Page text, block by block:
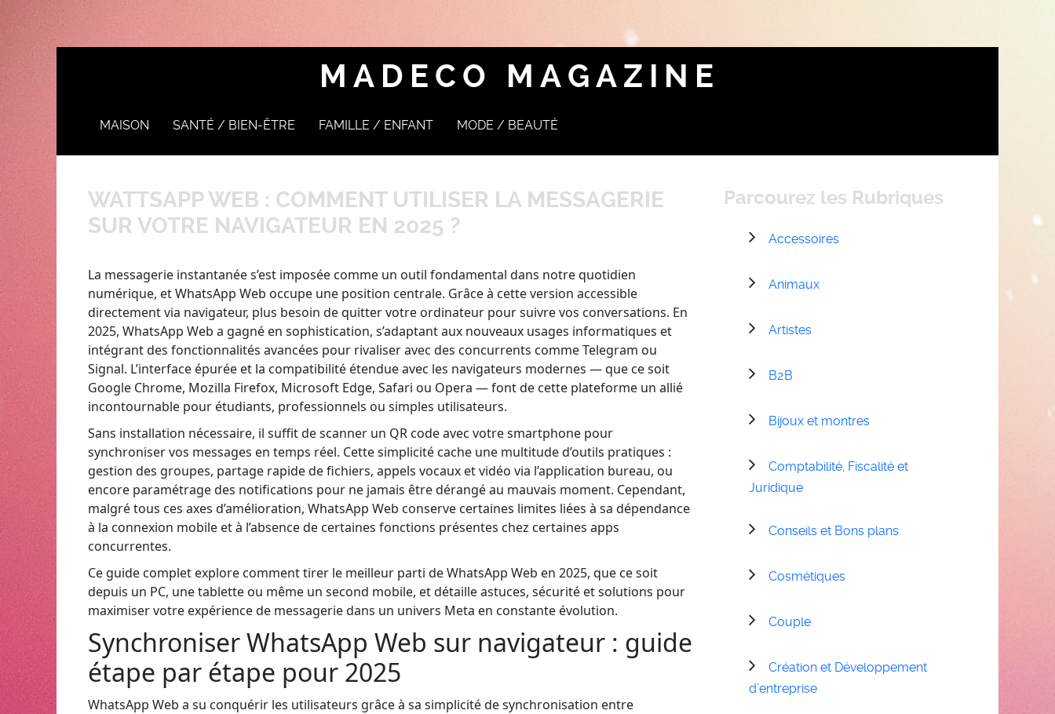
MADECO MAGAZINE
MAISON SANTÉ / BIEN-ÊTRE FAMILLE / ENFANT MODE / BEAUTÉ
WATTSAPP WEB : COMMENT UTILISER LA MESSAGERIE
SUR VOTRE NAVIGATEUR EN 2025 ?
La messagerie instantanée s’est imposée comme un outil fondamental dans notre quotidien
numérique, et WhatsApp Web occupe une position centrale. Grâce à cette version accessible
directement via navigateur, plus besoin de quitter votre ordinateur pour suivre vos conversations. En
2025, WhatsApp Web a gagné en sophistication, s’adaptant aux nouveaux usages informatiques et
intégrant des fonctionnalités avancées pour rivaliser avec des concurrents comme Telegram ou
Signal. L’interface épurée et la compatibilité étendue avec les navigateurs modernes — que ce soit
Google Chrome, Mozilla Firefox, Microsoft Edge, Safari ou Opera — font de cette plateforme un allié
incontournable pour étudiants, professionnels ou simples utilisateurs.
Sans installation nécessaire, il suffit de scanner un QR code avec votre smartphone pour
synchroniser vos messages en temps réel. Cette simplicité cache une multitude d’outils pratiques :
gestion des groupes, partage rapide de fichiers, appels vocaux et vidéo via l’application bureau, ou
encore paramétrage des notifications pour ne jamais être dérangé au mauvais moment. Cependant,
malgré tous ces axes d’amélioration, WhatsApp Web conserve certaines limites liées à sa dépendance
à la connexion mobile et à l’absence de certaines fonctions présentes chez certaines apps
concurrentes.
Ce guide complet explore comment tirer le meilleur parti de WhatsApp Web en 2025, que ce soit
depuis un PC, une tablette ou même un second mobile, et détaille astuces, sécurité et solutions pour
maximiser votre expérience de messagerie dans un univers Meta en constante évolution.
Synchroniser WhatsApp Web sur navigateur : guide
étape par étape pour 2025
WhatsApp Web a su conquérir les utilisateurs grâce à sa simplicité de synchronisation entre
Parcourez les Rubriques
Accessoires
Animaux
Artistes
B2B
Bijoux et montres
Comptabilité, Fiscalité et
Juridique
Conseils et Bons plans
Cosmétiques
Couple
Création et Développement
d’entreprise